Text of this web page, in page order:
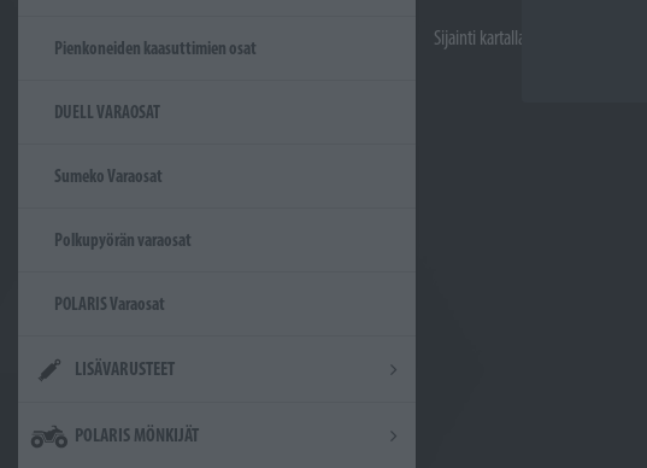
Pienkoneiden kaasuttimien osat
DUELL VARAOSAT
Sumeko Varaosat
Polkupyörän varaosat
POLARIS Varaosat
LISÄVARUSTEET
POLARIS MÖNKIJÄT
Sijainti kartalla